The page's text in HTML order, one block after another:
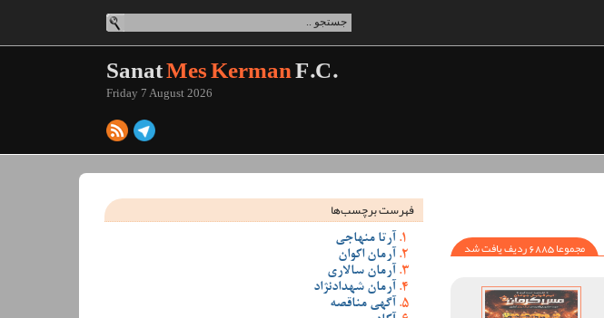
SanatMes KermanF.C.
Friday 7 August 2026
مجموعا 6885 ردیف یافت شد
فهرست برچسب‌ها
آرتا منهاجی
آرمان اکوان
آرمان سالاری
آرمان شهدادنژاد
آگهی مناقصه